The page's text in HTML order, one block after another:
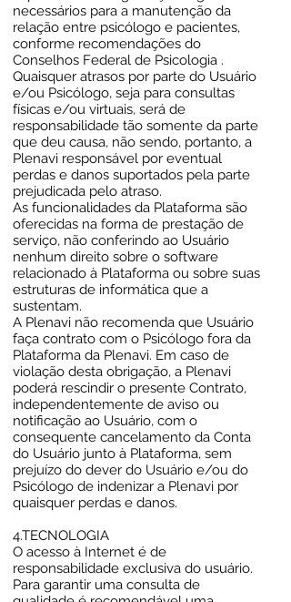
necessários para a manutenção da
relação entre psicólogo e pacientes,
conforme recomendações do
Conselhos Federal de Psicologia .
Quaisquer atrasos por parte do Usuário
e/ou Psicólogo, seja para consultas
físicas e/ou virtuais, será de
responsabilidade tão somente da parte
que deu causa, não sendo, portanto, a
Plenavi responsável por eventual
perdas e danos suportados pela parte
prejudicada pelo atraso.
As funcionalidades da Plataforma são
oferecidas na forma de prestação de
serviço, não conferindo ao Usuário
nenhum direito sobre o software
relacionado à Plataforma ou sobre suas
estruturas de informática que a
sustentam.
A Plenavi não recomenda que Usuário
faça contrato com o Psicólogo fora da
Plataforma da Plenavi. Em caso de
violação desta obrigação, a Plenavi
poderá rescindir o presente Contrato,
independentemente de aviso ou
notificação ao Usuário, com o
consequente cancelamento da Conta
do Usuário junto à Plataforma, sem
prejuízo do dever do Usuário e/ou do
Psicólogo de indenizar a Plenavi por
quaisquer perdas e danos.
4.TECNOLOGIA
O acesso à Internet é de
responsabilidade exclusiva do usuário.
Para garantir uma consulta de